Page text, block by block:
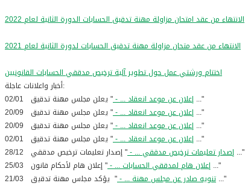
الانتهاء من عقد امتحان مزاولة مهنة تدقيق الحسابات الدورة الثانية لعام 2022
الانتهاء من عقد متحان مزاولة مهنة تدقيق الحسابات لدورة الثانية لعام 2021
اختتام ورشتي عمل حول تطوير آلية ترخيص مدققي الحسابات القانونيين
أخبار واعلانات عاجلة:
02/01
إعلان عن موعد انعقاد ... - " يعلن مجلس مهنة تدقيق ..."
20/09
إعلان عن موعد انعقاد ... - " يعلن مجلس مهنة تدقيق ..."
20/09
إعلان عن موعد انعقاد ... - " يعلن مجلس مهنة تدقيق ..."
02/01
إعلان عن موعد انعقاد ... - " يعلن مجلس مهنة تدقيق ..."
28/12
إصدار تعليمات ترخيص مدققي ... - " إصدار تعليمات ترخيص مدققي ..."
25/03
إعلان هام لمدققي الحسابات ... - " إعلان هام لأحكام قانون ..."
21/03
تنویه صادر عن مجلس مهنة ... - " يؤكد ﻣﺟﻠس ﻣﻬﻧﺔ ﺗدﻗﯾق ..."